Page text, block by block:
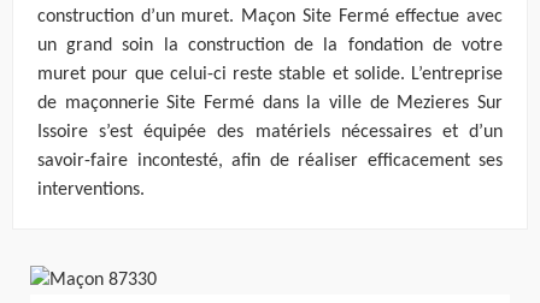
construction d’un muret. Maçon Site Fermé effectue avec
un grand soin la construction de la fondation de votre
muret pour que celui-ci reste stable et solide. L’entreprise
de maçonnerie Site Fermé dans la ville de Mezieres Sur
Issoire s’est équipée des matériels nécessaires et d’un
savoir-faire incontesté, afin de réaliser efficacement ses
interventions.